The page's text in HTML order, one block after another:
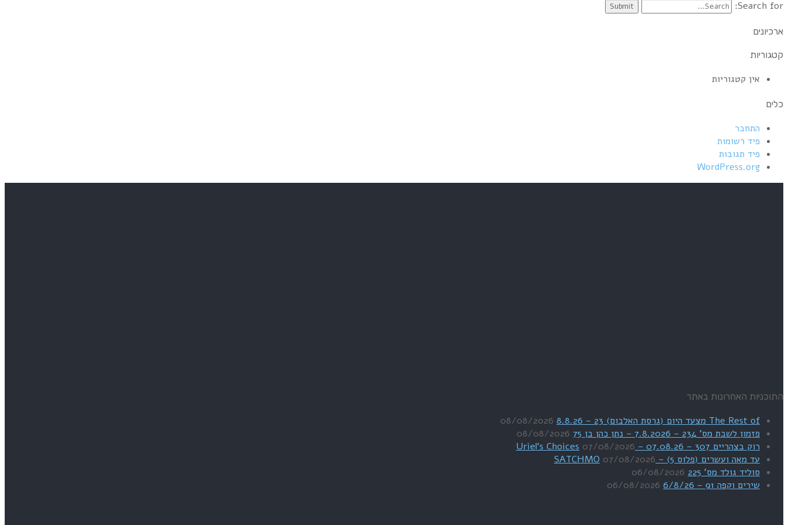
Search for:
ארכיונים
קטגוריות
אין קטגוריות
כלים
התחבר
פיד רשומות
פיד תגובות
WordPress.org
התוכניות האחרונות באתר
The Rest of מצעד היום (גרסת האלבום) 23 – 8.8.26
08/08/2026
פזמון לשבת מס' 234 – 7.8.2026 – נתן כהן בן 75
08/08/2026
רוק בצהריים 307 – 07.08.26 – Uriel's Choices
07/08/2026
עד מאה ועשרים (פלוס 5) – SATCHMO
07/08/2026
סוליד גולד מס' 225
06/08/2026
שירים וקפה 91 – 6/8/26
06/08/2026